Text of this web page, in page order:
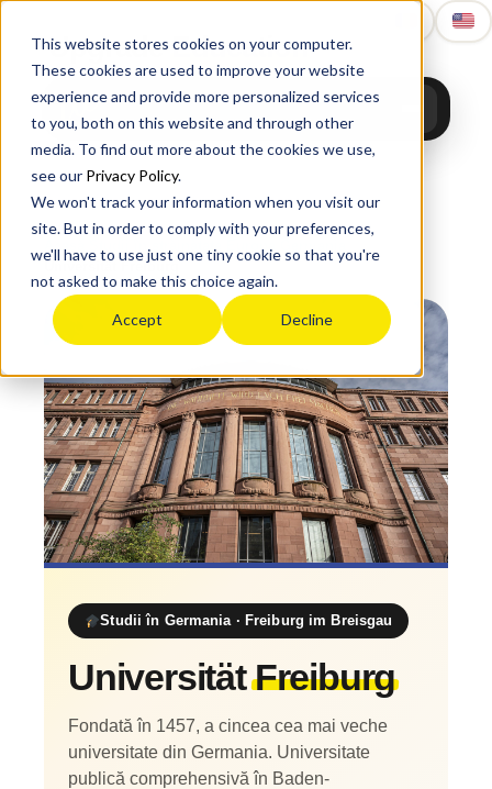
This website stores cookies on your computer.
These cookies are used to improve your website
experience and provide more personalized services
to you, both on this website and through other
media. To find out more about the cookies we use,
see our Privacy Policy.
We won't track your information when you visit our
site. But in order to comply with your preferences,
we'll have to use just one tiny cookie so that you're
not asked to make this choice again.
Accept Decline
UpgradeEducation
Universität Freiburg
Studii în Germania · Freiburg im Breisgau
UniversitätFreiburg
Fondată în 1457, a cincea cea mai veche
universitate din Germania. Universitate
publică comprehensivă în Baden-